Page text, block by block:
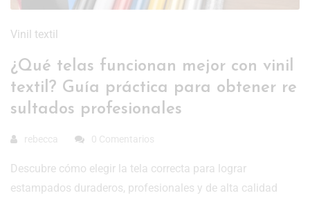
Vinil textil
¿Qué telas funcionan mejor con vinil
textil? Guía práctica para obtener re
sultados profesionales
rebecca 0 Comentarios
Descubre cómo elegir la tela correcta para lograr
estampados duraderos, profesionales y de alta calidad